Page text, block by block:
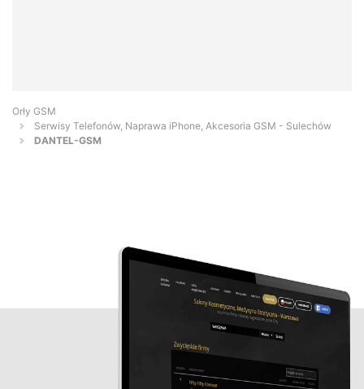
Orły GSM
Serwisy Telefonów, Naprawa iPhone, Akcesoria GSM - Sulechów
DANTEL-GSM